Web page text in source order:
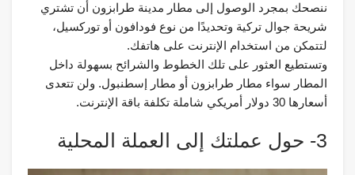
ننصحك بمجرد الوصول إلى مطار مدينة طرابزون أن تشتري
شريحة جوال تركية وتحديدًا من نوع فودافون أو توركسيل،
لتتمكن من استخدام الإنترنت على هاتفك.
وتستطيع العثور على تلك الخطوط والشرائح بسهولة داخل
المطار سواء مطار طرابزون أو مطار إسطنبول. ولن تتعدى
أسعارها 30 دولار أمريكي شاملة تكلفة باقة الإنترنت.
3- حول عملتك إلى العملة المحلية